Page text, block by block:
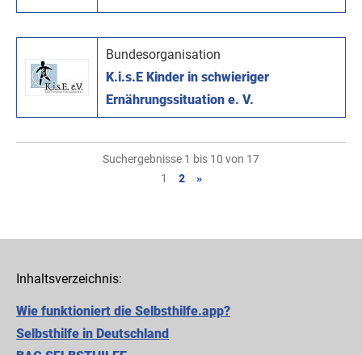
Bundesorganisation
K.i.s.E Kinder in schwieriger
Ernährungssituation e. V.
Suchergebnisse 1 bis 10 von 17
1
2 »
Inhaltsverzeichnis:
Wie funktioniert die Selbsthilfe.app?
Selbsthilfe in Deutschland